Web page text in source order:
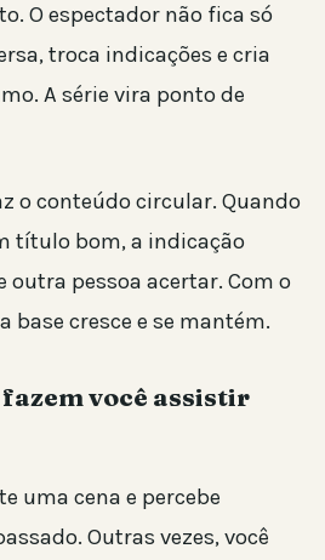
O espectador não fica só
troca indicações e cria
A série vira ponto de
o conteúdo circular. Quando
título bom, a indicação
outra pessoa acertar. Com o
base cresce e se mantém.
você assistir
uma cena e percebe
Outras vezes, você